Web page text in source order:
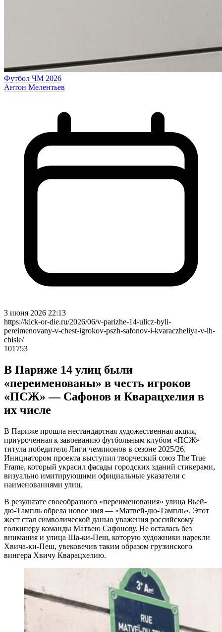
Футбол ЧМ 2026
Антон Мелентьев
3 июня 2026 22:13
https://kick-or-die.ru/2026/06/v-parizhe-14-ulicz-byli-
pereimenovany-v-chest-igrokov-pszh-safonov-i-kvaraczheliya-v-ih-
chisle/
101753
В Париже 14 улиц были
«переименованы» в честь игроков
«ПСЖ» — Сафонов и Кварацхелия в
их числе
В Париже прошла нестандартная художественная акция,
приуроченная к завоеванию футбольным клубом «ПСЖ»
титула победителя Лиги чемпионов в сезоне 2025/26.
Инициатором проекта выступил творческий союз The True
Frame, который украсил фасады городских зданий стикерами,
визуально имитирующими официальные указатели с
наименованиями улиц.
В результате своеобразного «переименования» улица Вьей-
дю-Тампль обрела новое имя — «Матвей-дю-Тампль». Этот
жест стал символической данью уважения российскому
голкиперу команды Матвею Сафонову. Не осталась без
внимания и улица Ша-ки-Пеш, которую художники нарекли
Хвича-ки-Пеш, увековечив таким образом грузинского
вингера Хвичу Кварацхелию.